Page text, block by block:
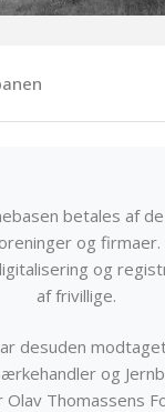
betales af
og firmaer.
og
af frivillige.
desuden
og
Olav Thomassens